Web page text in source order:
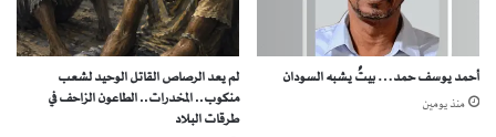
ل
ا
د
أحمد يوسف حمد… بيتٌ يشبه السودان
منذ يومين
لم يعد الرصاص القاتل الوحيد لشعب
منكوب.. المخدرات.. الطاعون الزاحف في
طرقات البلاد